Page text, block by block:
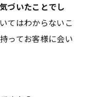
づいたことでし
てはわからないこ
ってお客様に会い